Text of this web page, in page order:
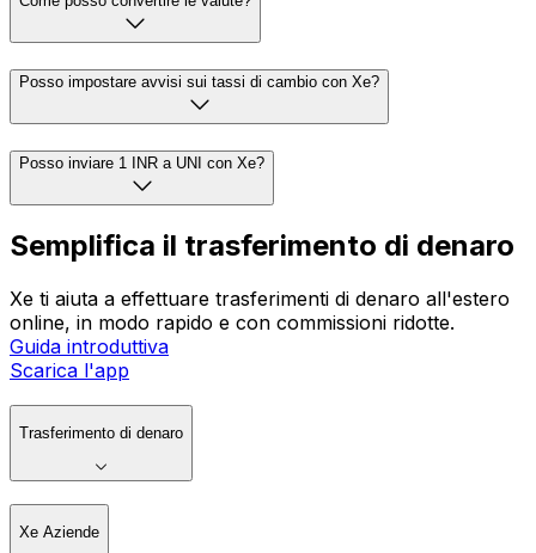
Posso impostare avvisi sui tassi di cambio con Xe?
Posso inviare 1 INR a UNI con Xe?
Semplifica il trasferimento di denaro
Xe ti aiuta a effettuare trasferimenti di denaro all'estero
online, in modo rapido e con commissioni ridotte.
Guida introduttiva
Scarica l'app
Trasferimento di denaro
Xe Aziende